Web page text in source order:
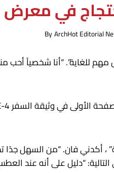
في معرض
ByArchHot Editorial
للغاية”. “أنا شخصياً أحب
“دليل على أنه عند